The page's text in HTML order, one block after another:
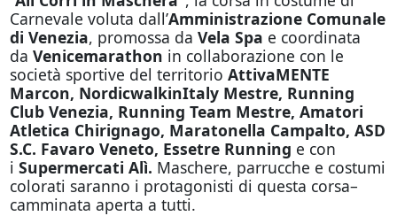
Carnevale voluta dall’Amministrazione Comunale
di Venezia, promossa da Vela Spa e coordinata
da Venicemarathon in collaborazione con le
società sportive del territorio AttivaMENTE
Marcon, NordicwalkinItaly Mestre, Running
Club Venezia, Running Team Mestre, Amatori
Atletica Chirignago, Maratonella Campalto, ASD
S.C. Favaro Veneto, Essetre Running e con
i Supermercati Alì. Maschere, parrucche e costumi
colorati saranno i protagonisti di questa corsa–
camminata aperta a tutti.